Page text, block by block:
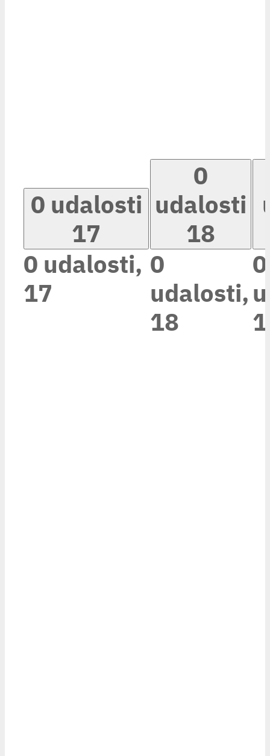
0 udalosti
17
0 udalosti,
17
0
udalosti
18
0
udalosti,
18
0